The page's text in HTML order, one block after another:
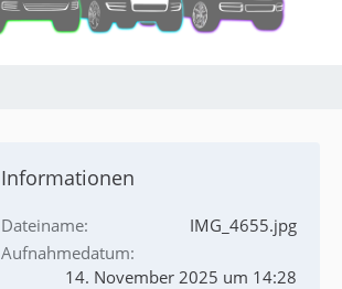
Informationen
Dateiname
IMG_4655.jpg
Aufnahmedatum
14. November 2025 um 14:28